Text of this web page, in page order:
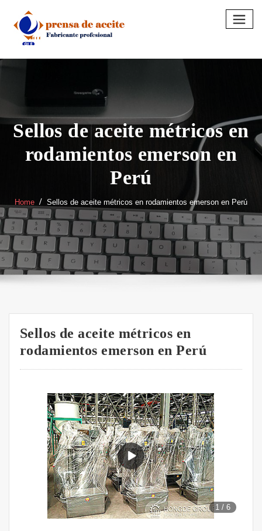
content
Sellos de aceite métricos en
rodamientos emerson en
Perú
Home Sellos de aceite métricos en rodamientos emerson en Perú
Sellos de aceite métricos en
rodamientos emerson en Perú
1 /6